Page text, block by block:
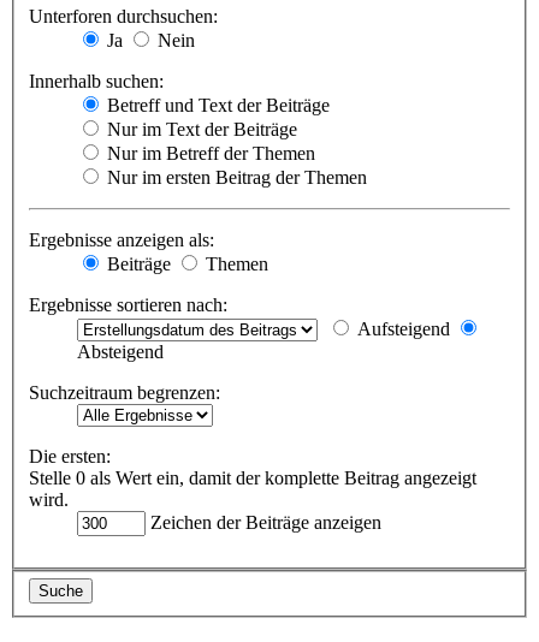
Unterforen durchsuchen:
Ja
Nein
Innerhalb suchen:
Betreff und Text der Beiträge
Nur im Text der Beiträge
Nur im Betreff der Themen
Nur im ersten Beitrag der Themen
Ergebnisse anzeigen als:
Beiträge
Themen
Ergebnisse sortieren nach:
Aufsteigend
Absteigend
Suchzeitraum begrenzen:
Die ersten:
Stelle 0 als Wert ein, damit der komplette Beitrag angezeigt
wird.
Zeichen der Beiträge anzeigen